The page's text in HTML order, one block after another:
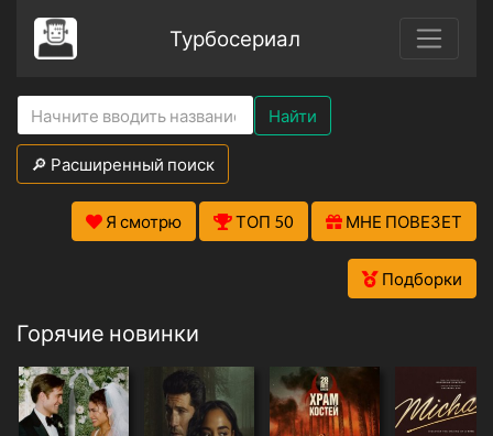
Турбосериал
Найти
🔎 Расширенный поиск
Я смотрю ТОП 50 МНЕ ПОВЕЗЕТ
Подборки
Горячие новинки